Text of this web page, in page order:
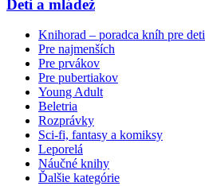
Deti a mládež
Knihorad – poradca kníh pre deti
Pre najmenších
Pre prvákov
Pre pubertiakov
Young Adult
Beletria
Rozprávky
Sci-fi, fantasy a komiksy
Leporelá
Náučné knihy
Ďalšie kategórie